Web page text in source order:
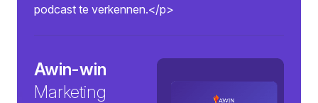
podcast te verkennen.</p>
Awin-win
Marketing